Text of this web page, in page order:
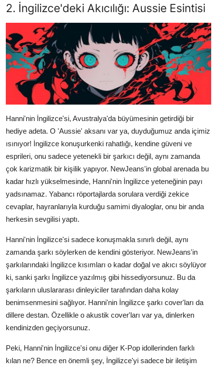
2. İngilizce'deki Akıcılığı: Aussie Esintisi
Hanni'nin İngilizce'si, Avustralya'da büyümesinin getirdiği bir
hediye adeta. O 'Aussie' aksanı var ya, duyduğumuz anda içimiz
ısınıyor! İngilizce konuşurkenki rahatlığı, kendine güveni ve
esprileri, onu sadece yetenekli bir şarkıcı değil, aynı zamanda
çok karizmatik bir kişilik yapıyor. NewJeans'in global arenada bu
kadar hızlı yükselmesinde, Hanni'nin İngilizce yeteneğinin payı
yadsınamaz. Yabancı röportajlarda sorulara verdiği zekice
cevaplar, hayranlarıyla kurduğu samimi diyaloglar, onu bir anda
herkesin sevgilisi yaptı.
Hanni'nin İngilizce'si sadece konuşmakla sınırlı değil, aynı
zamanda şarkı söylerken de kendini gösteriyor. NewJeans'in
şarkılarındaki İngilizce kısımları o kadar doğal ve akıcı söylüyor
ki, sanki şarkı İngilizce yazılmış gibi hissediyorsunuz. Bu da
şarkıların uluslararası dinleyiciler tarafından daha kolay
benimsenmesini sağlıyor. Hanni'nin İngilizce şarkı cover'ları da
dillere destan. Özellikle o akustik cover'ları var ya, dinlerken
kendinizden geçiyorsunuz.
Peki, Hanni'nin İngilizce'si onu diğer K-Pop idollerinden farklı
kılan ne? Bence en önemli şey, İngilizce'yi sadece bir iletişim